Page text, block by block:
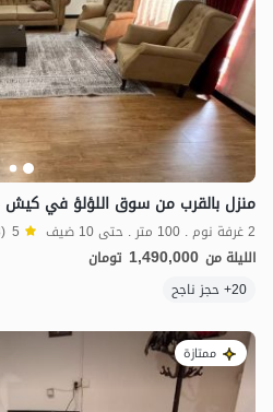
2 غرفة نوم . 100 متر . حتى 10 ضيف 5 (18 تعليق)
الليلة من 1,490,000 تومان
20+ حجز ناجح
ممتازة